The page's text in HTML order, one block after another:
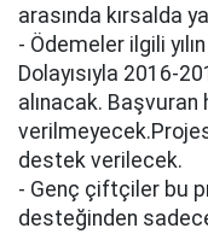
arasında kırsalda
- Ödemeler ilgili
Dolayısıyla 2016-
alınacak.
destek verilecek.
- Genç çiftçiler bu
desteğinden